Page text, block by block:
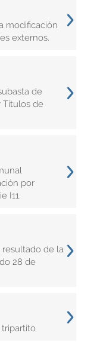
modificación
externos.
de
Títulos de
por
I11.
resultado de la
28 de